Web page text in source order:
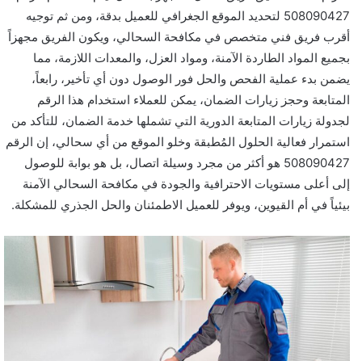
508090427 لتحديد الموقع الجغرافي للعميل بدقة، ومن ثم توجيه
أقرب فريق فني متخصص في مكافحة السحالي، ويكون الفريق مجهزاً
بجميع المواد الطاردة الآمنة، ومواد العزل، والمعدات اللازمة، مما
يضمن بدء عملية الفحص والحل فور الوصول دون أي تأخير، رابعاً،
المتابعة وحجز زيارات الضمان، يمكن للعملاء استخدام هذا الرقم
لجدولة زيارات المتابعة الدورية التي تشملها خدمة الضمان، للتأكد من
استمرار فعالية الحلول المُطبقة وخلو الموقع من أي سحالي، إن الرقم
508090427 هو أكثر من مجرد وسيلة اتصال، بل هو بوابة للوصول
إلى أعلى مستويات الاحترافية والجودة في مكافحة السحالي الآمنة
بيئياً في أم القيوين، ويوفر للعميل الاطمئنان والحل الجذري للمشكلة.